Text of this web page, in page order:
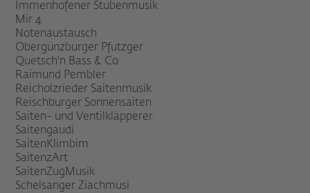
Immenhofener Stubenmusik
Mir 4
Notenaustausch
Obergünzburger Pfutzger
Quetsch'n Bass & Co
Raimund Pembler
Reicholzrieder Saitenmusik
Reischburger Sonnensaiten
Saiten- und Ventilkläpperer
Saitengaudi
SaitenKlimbim
SaitenzArt
SaitenZugMusik
Schelsanger Ziachmusi